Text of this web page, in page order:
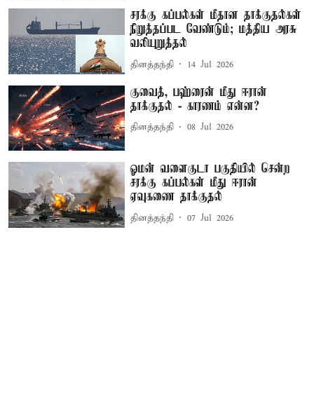
சரக்கு கப்பல்கள் மீதான தாக்குதல்கள்
நிறுத்தப்பட வேண்டும்; மத்திய அரசு
வலியுறுத்தல்
தினத்தந்தி 14 Jul 2026
குவைத், பஹ்ரைன் மீது ஈரான்
தாக்குதல் - காரணம் என்ன?
தினத்தந்தி 08 Jul 2026
ஓமன் வளைகுடா பகுதியில் சென்ற
சரக்கு கப்பல்கள் மீது ஈரான்
ஏவுகணை தாக்குதல்
தினத்தந்தி 07 Jul 2026